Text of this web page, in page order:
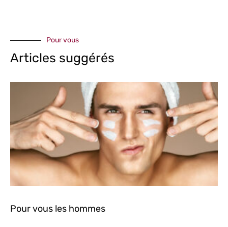
Pour vous
Articles suggérés
Pour vous les hommes